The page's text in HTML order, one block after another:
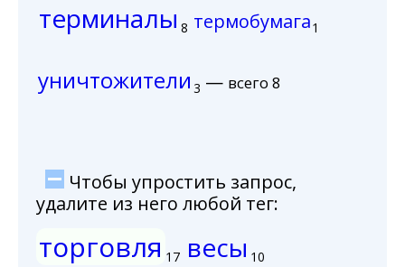
терминалы 8 термобумага1
уничтожители 3 — всего 8
Чтобы упростить запрос,
удалите из него любой тег:
торговля 17 весы 10